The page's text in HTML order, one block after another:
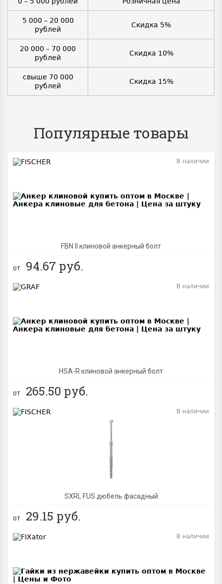
5 000 – 20 000
рублей
Скидка 5%
20 000 – 70 000
рублей
Скидка 10%
свыше 70 000
рублей
Скидка 15%
Популярные товары
FBN II клиновой анкерный болт
В наличии
от 94.67 руб.
HSA-R клиновой анкерный болт
В наличии
от 265.50 руб.
SXRL FUS дюбель фасадный
В наличии
от 29.15 руб.
В наличии